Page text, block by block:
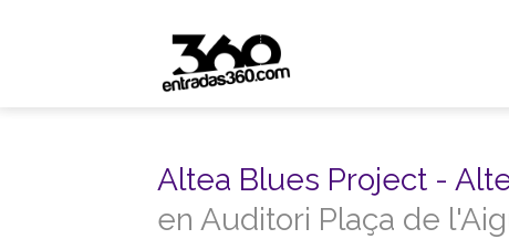
Altea Blues Project -
en Auditori Plaça de